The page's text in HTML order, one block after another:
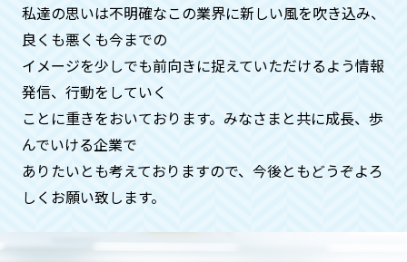
急ぎで何とかしてほしいのです
が、、、
ご安心ください。基本即日対応いたして
おります。時間帯も遅くてもご希望でし
たらお伺いさせていただきます（深夜料
金などはかかりません）
私達の思いは不明確なこの業界に新しい風を吹き込み、
良くも悪くも今までの
イメージを少しでも前向きに捉えていただけるよう情報
発信、⾏動をしていく
ことに重きをおいております。みなさまと共に成⻑、歩
んでいける企業で
ありたいとも考えておりますので、今後ともどうぞよろ
しくお願い致します。